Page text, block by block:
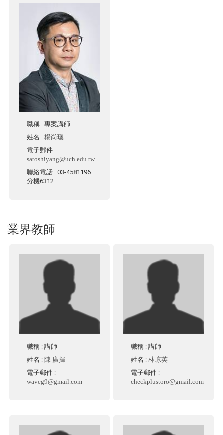
職稱 : 專案講師
姓名 :楊尚璁
電子郵件 :
satoshiyang@uch.edu.tw
聯絡電話 : 03-4581196
分機6312
業界教師
職稱 : 講師
姓名 : 陳 廣揮
電子郵件 :
waveg9@gmail.com
職稱 : 講師
姓名 :林琼英
電子郵件 :
checkplustoro@gmail.com